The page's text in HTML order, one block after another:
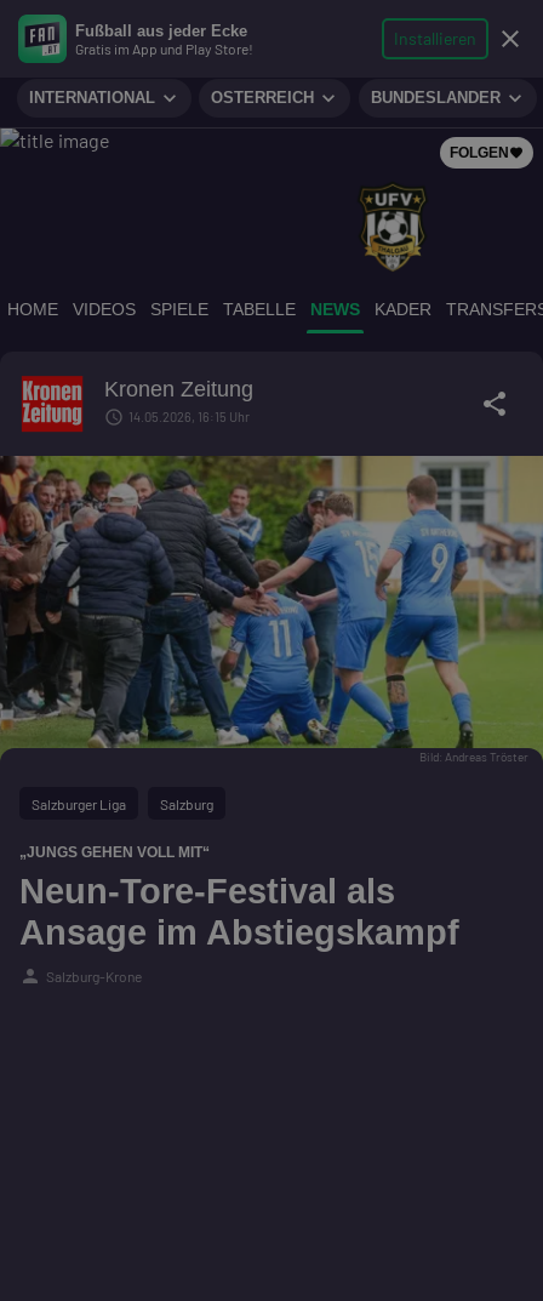
sports_soccer FUSSBALLexpand_more search
Suche
micro
Reporter
person
Login
INTERNATIONAL expand_more ÖSTERREICH expand_more BUNDESLÄNDER expand_more
Fußball aus jeder Ecke
Gratis im App und Play Store! Installieren close
FOLGEN favorite
HOME VIDEOS SPIELE TABELLE NEWS KADER
Kronen Zeitung
schedule 14.05.2026, 16:15 Uhr share
Bild: Andreas Tröster
Salzburger Liga Salzburg
„JUNGS GEHEN VOLL MIT“
Neun-Tore-Festival als
Ansage im Abstiegskampf
person Salzburg-Krone